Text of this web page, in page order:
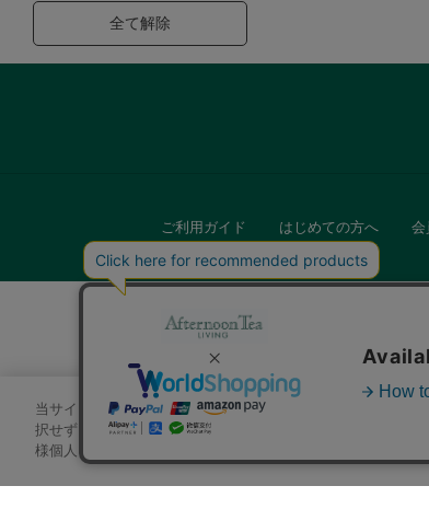
全て解除
ご利用ガイド はじめての方へ 会
当サイトでは、サイトの利便性向上のためにクッキーを使用
択せずにページを移動した場合、クッキーの使用に同意した
様個人を特定できる情報」は一切含まれておりません。詳細は